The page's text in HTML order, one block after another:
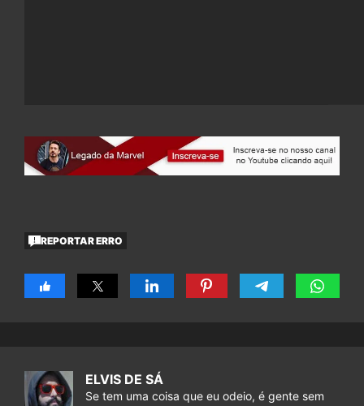
REPORTAR ERRO
ELVIS DE SÁ
Se tem uma coisa que eu odeio, é gente sem